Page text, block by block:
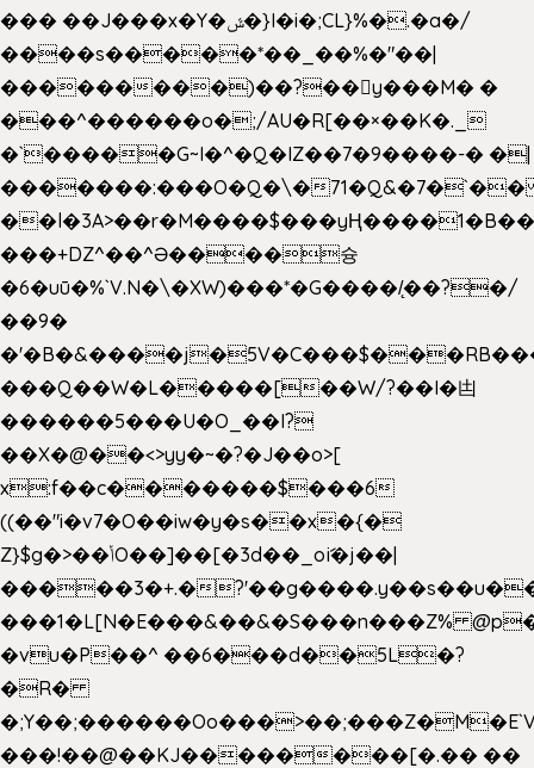
��� ��J���x�Y�ݜ�}I�i�;CL}%�.�a�/
����s�����*��_��%�"��|
���������)��?��򥞾y���M� �
���^������o�;/AU�R[��×��K�._
�`�����G~I�^�Q�IZ��7�9����-� �|
�������:���O�Q�\�
���+DZ^��^Ə����슝
�6�uū�%`V.N�\�XW)���*�G����/̨��?�/
��9�
���Q��W�L�����[��W/?��I�凷
������5���U�O_��I?
��X�@��<>yy�~�?�J��o>[
x:f��c�������$���6
((��"i�v7�O��iw�y�s��x�{�
Z}$g�>��ݳO��]��[�3d��_oަi�j��|
�����3�+.�
���1�L[N�E���&��&�S���n���Z%
�vu�P��^ ��6���d��5L�?
�R�
���!��@��KJ��������[�.�� ��